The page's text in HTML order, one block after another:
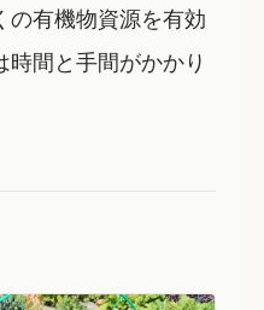
の有機物資源を有効
間と手間がかかり